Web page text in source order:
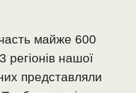
майже 600
регіонів нашої
представляли